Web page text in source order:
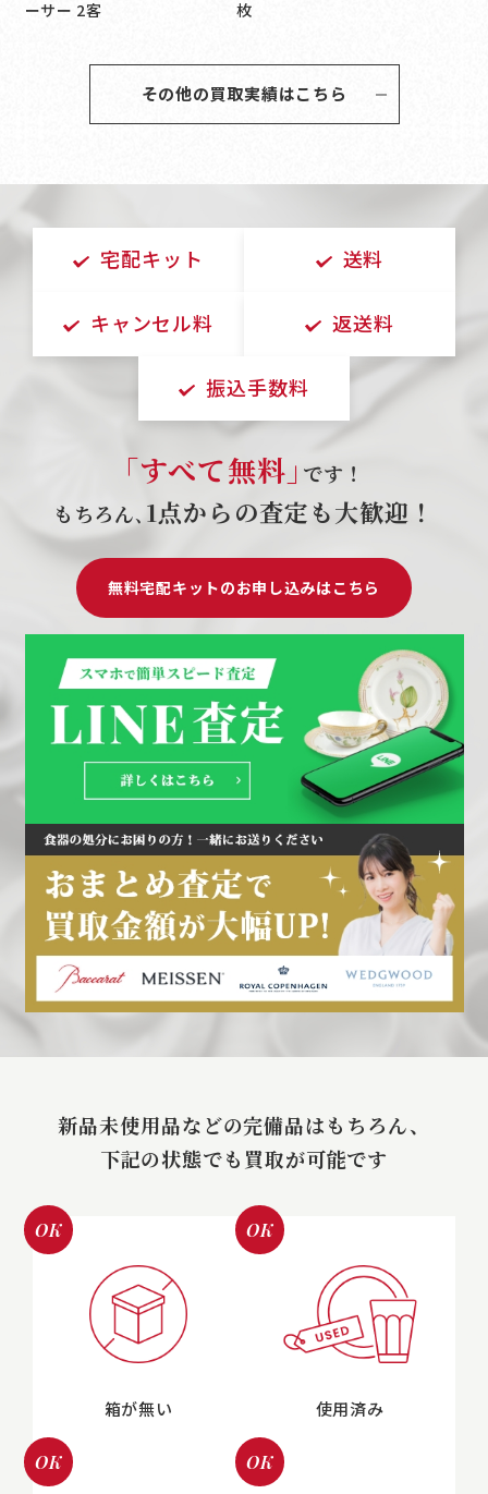
ーサー 2客
枚
その他の買取実績はこちら
宅配キット 送料
キャンセル料 返送料
振込手数料
｢すべて無料｣ です！
もちろん､ 1点からの査定も大歓迎！
無料宅配キットのお申し込みはこちら
新品未使用品などの完備品はもちろん、
下記の状態でも買取が可能です
OK
箱が無い
OK
使用済み
OK OK